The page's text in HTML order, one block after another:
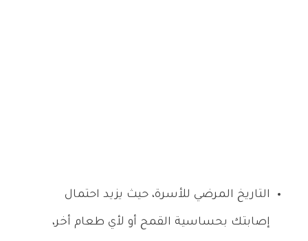
التاريخ المرضي للأسرة، حيث يزيد احتمال
إصابتك بحساسية القمح أو لأي طعام أخر،